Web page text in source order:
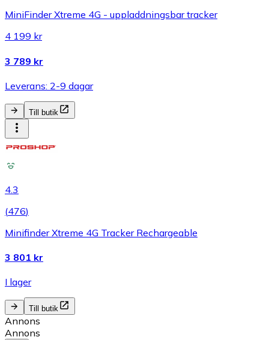
MiniFinder Xtreme 4G - uppladdningsbar tracker
4 199 kr
3 789 kr
Leverans: 2-9 dagar
Till butik
4.3
(476)
Minifinder Xtreme 4G Tracker Rechargeable
3 801 kr
I lager
Till butik
Annons
Annons